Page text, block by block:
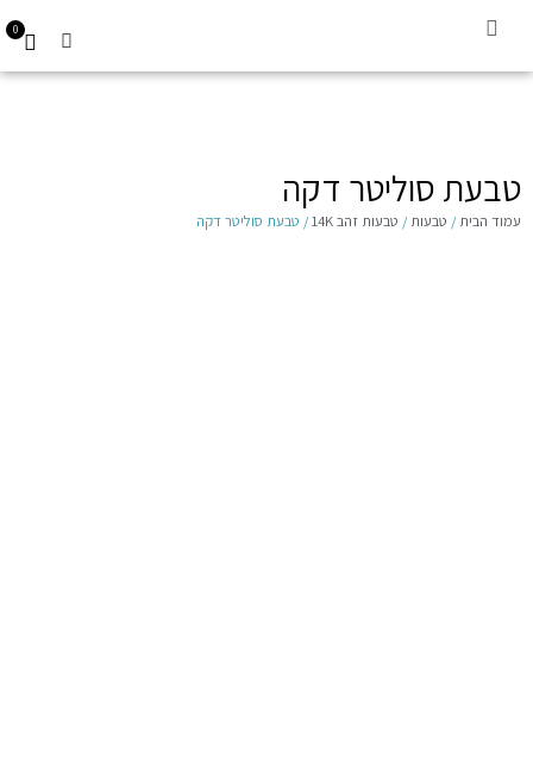
0
טבעת סוליטר דקה
עמוד הבית/ טבעות/ טבעות זהב 14K / טבעת סוליטר דקה